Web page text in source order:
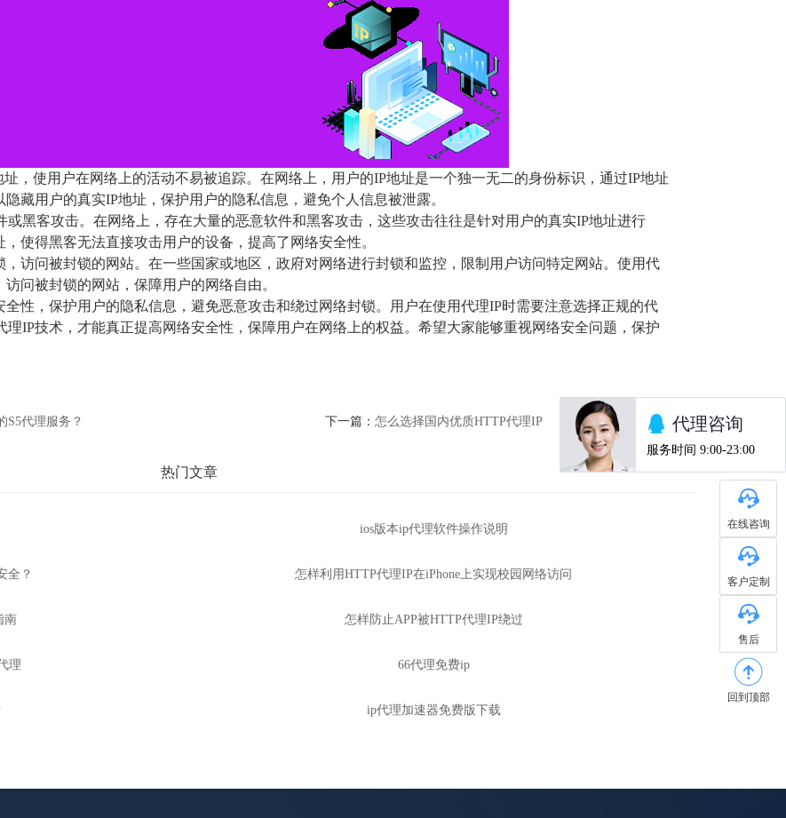
，使用户在网络上的活动不易被追踪。在网络上，用户的IP地址是一个独一无二的身份标识，通过IP地址
藏用户的真实IP地址，保护用户的隐私信息，避免个人信息被泄露。
或黑客攻击。在网络上，存在大量的恶意软件和黑客攻击，这些攻击往往是针对用户的真实IP地址进行
，使得黑客无法直接攻击用户的设备，提高了网络安全性。
访问被封锁的网站。在一些国家或地区，政府对网络进行封锁和监控，限制用户访问特定网站。使用代
问被封锁的网站，保障用户的网络自由。
性，保护用户的隐私信息，避免恶意攻击和绕过网络封锁。用户在使用代理IP时需要注意选择正规的代
IP技术，才能真正提高网络安全性，保障用户在网络上的权益。希望大家能够重视网络安全问题，保护
S5代理服务？ 下一篇： 怎么选择国内优质HTTP代理IP
热门文章
ios版本ip代理软件操作说明
全？ 怎样利用HTTP代理IP在iPhone上实现校园网络访问
南 怎样防止APP被HTTP代理IP绕过
理 66代理免费ip
ip代理加速器免费版下载
在线咨询
客户定制
售后
回到顶部